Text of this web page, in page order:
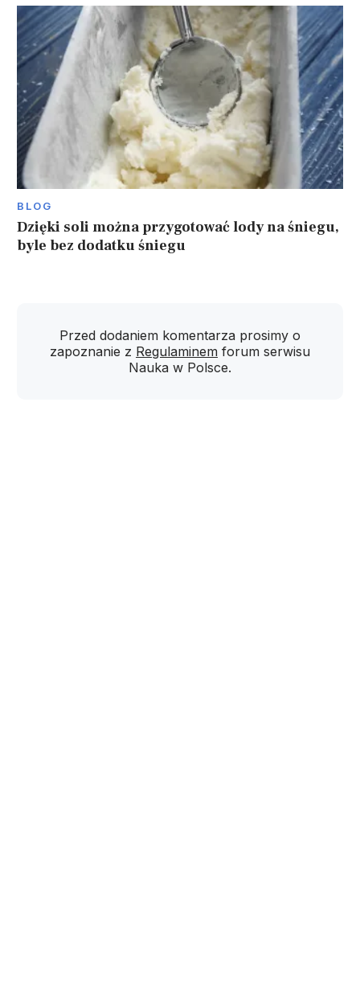
BLOG
Dzięki soli można przygotować lody na śniegu,
byle bez dodatku śniegu
Przed dodaniem komentarza prosimy o
zapoznanie z Regulaminem forum serwisu
Nauka w Polsce.